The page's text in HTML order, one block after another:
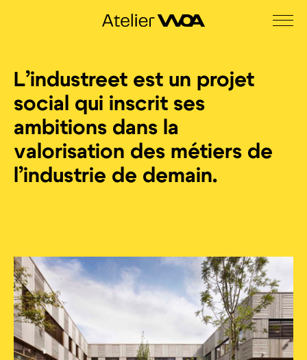
L’industreet est un projet
social qui inscrit ses
ambitions dans la
valorisation des métiers de
l’industrie de demain.